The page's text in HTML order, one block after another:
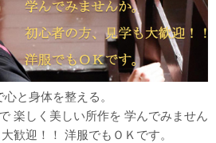
と身体を整える。
楽しく美しい所作を 学んでみません
歓迎！！ 洋服でもＯＫです。